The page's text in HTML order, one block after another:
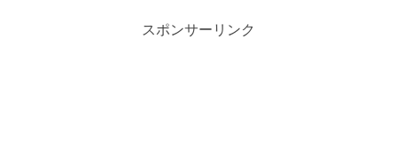
スポンサーリンク